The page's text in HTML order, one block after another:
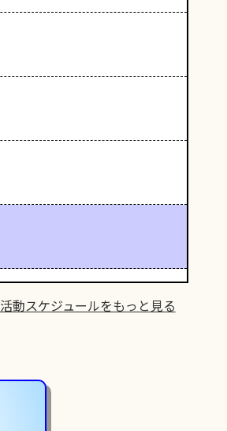
活動スケジュールをもっと見る